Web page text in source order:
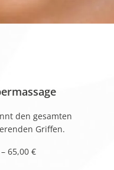
den gesamten
Griffen.
65,00 €